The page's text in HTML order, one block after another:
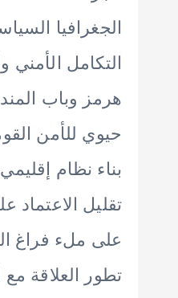
الجغرافيا
التكامل
هرمز وباب
حيوي للأمن
بناء نظام
تقليل الاعتماد
على ملء فراغ
تطور العلاقة